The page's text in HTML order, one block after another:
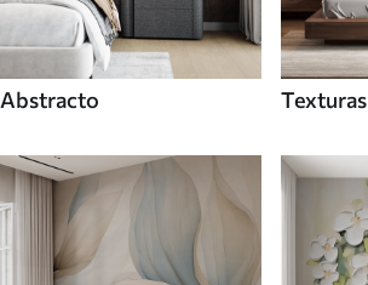
Abstracto Texturas